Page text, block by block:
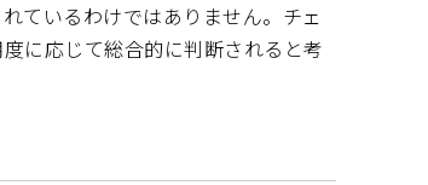
ているわけではありません。チェ
に応じて総合的に判断されると考